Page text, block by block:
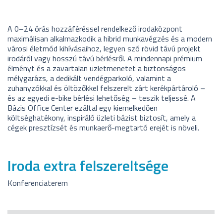
A 0–24 órás hozzáféréssel rendelkező irodaközpont
maximálisan alkalmazkodik a hibrid munkavégzés és a modern
városi életmód kihívásaihoz, legyen szó rövid távú projekt
irodáról vagy hosszú távú bérlésről. A mindennapi prémium
élményt és a zavartalan üzletmenetet a biztonságos
mélygarázs, a dedikált vendégparkoló, valamint a
zuhanyzókkal és öltözőkkel felszerelt zárt kerékpártároló –
és az egyedi e-bike bérlési lehetőség – teszik teljessé. A
Bázis Office Center ezáltal egy kiemelkedően
költséghatékony, inspiráló üzleti bázist biztosít, amely a
cégek presztízsét és munkaerő-megtartó erejét is növeli.
Iroda extra felszereltsége
Konferenciaterem